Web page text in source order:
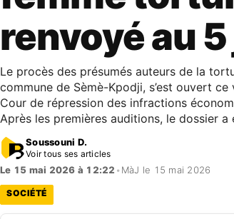
renvoyé au
Le procès des présumés auteurs de la
commune de Sèmè-Kpodji, s’est ouvert
Cour de répression des infractions
Après les premières auditions, le dossier
Soussouni D.
Voir tous ses articles
Le 15 mai 2026 à 12:22 • MàJ le 15 mai 2026
SOCIÉTÉ